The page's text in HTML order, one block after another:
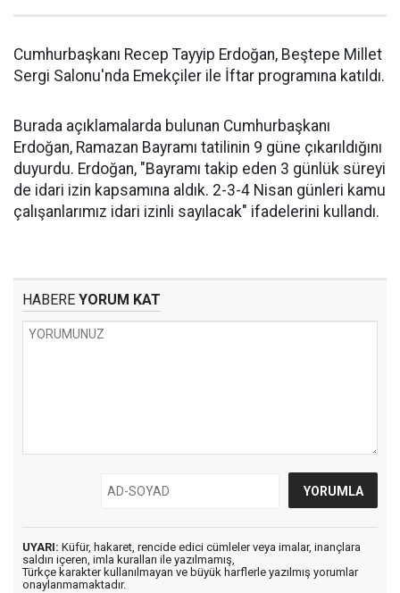
Cumhurbaşkanı Recep Tayyip Erdoğan, Beştepe Millet
Sergi Salonu'nda Emekçiler ile İftar programına katıldı.
Burada açıklamalarda bulunan Cumhurbaşkanı
Erdoğan, Ramazan Bayramı tatilinin 9 güne çıkarıldığını
duyurdu. Erdoğan, "Bayramı takip eden 3 günlük süreyi
de idari izin kapsamına aldık. 2-3-4 Nisan günleri kamu
çalışanlarımız idari izinli sayılacak" ifadelerini kullandı.
HABERE YORUM KAT
UYARI: Küfür, hakaret, rencide edici cümleler veya imalar, inançlara
saldırı içeren, imla kuralları ile yazılmamış,
Türkçe karakter kullanılmayan ve büyük harflerle yazılmış yorumlar
onaylanmamaktadır.